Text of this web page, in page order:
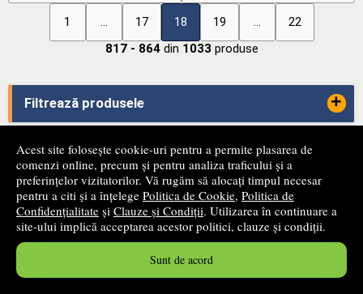
Acest site folosește cookie-uri pentru a permite plasarea de
comenzi online, precum și pentru analiza traficului și a
preferințelor vizitatorilor. Vă rugăm să alocați timpul necesar
pentru a citi și a înțelege Politica de Cookie, Politica de
Confidențialitate și Clauze și Condiții. Utilizarea în continuare a
site-ului implică acceptarea acestor politici, clauze și condiții.
Sunt de acord
Filtrează produsele +
Categorii
ANPC -
1 17 18 19 22
817 - 864din 1033 produse